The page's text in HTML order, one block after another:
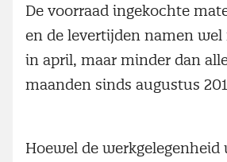
De voorraad ingekochte
en de levertijden namen wel
in april, maar minder dan
maanden sinds augustus
Hoewel de werkgelegenheid